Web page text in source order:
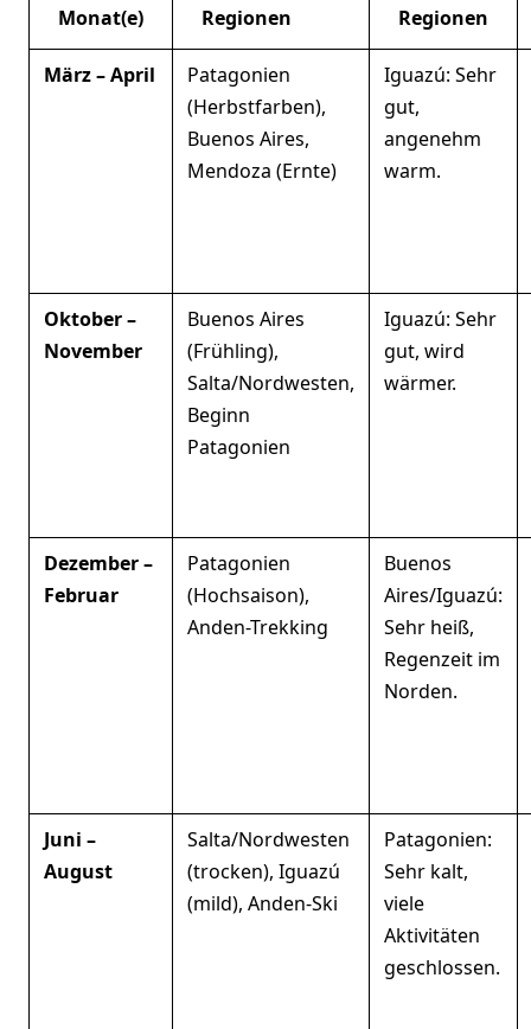
Monat(e)
Regionen
Regionen
März – April
Patagonien
(Herbstfarben),
Buenos Aires,
Mendoza (Ernte)
Iguazú: Sehr
gut,
angenehm
warm.
Oktober –
November
Buenos Aires
(Frühling),
Salta/Nordwesten,
Beginn
Patagonien
Iguazú: Sehr
gut, wird
wärmer.
Dezember –
Februar
Patagonien
(Hochsaison),
Anden-Trekking
Buenos
Aires/Iguazú:
Sehr heiß,
Regenzeit im
Norden.
Juni –
August
Salta/Nordwesten
(trocken), Iguazú
(mild), Anden-Ski
Patagonien:
Sehr kalt,
viele
Aktivitäten
geschlossen.